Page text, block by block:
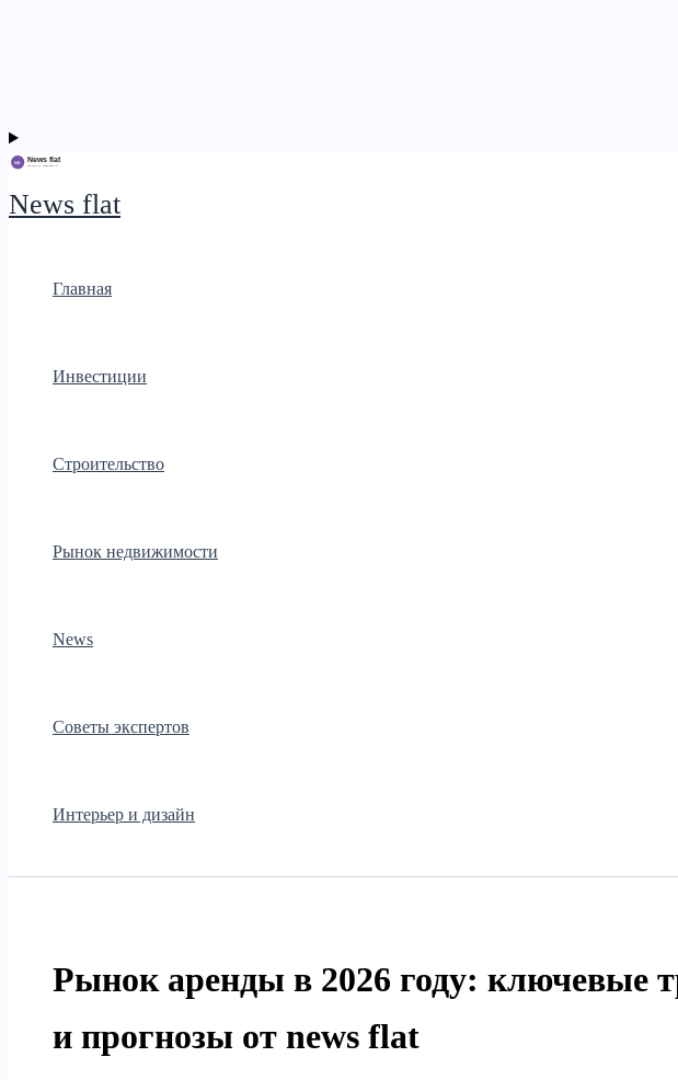
News flat
Главная
Инвестиции
Строительство
Рынок недвижимости
News
Советы экспертов
Интерьер и дизайн
Рынок аренды в 2026 году: ключевые
и прогнозы от news flat